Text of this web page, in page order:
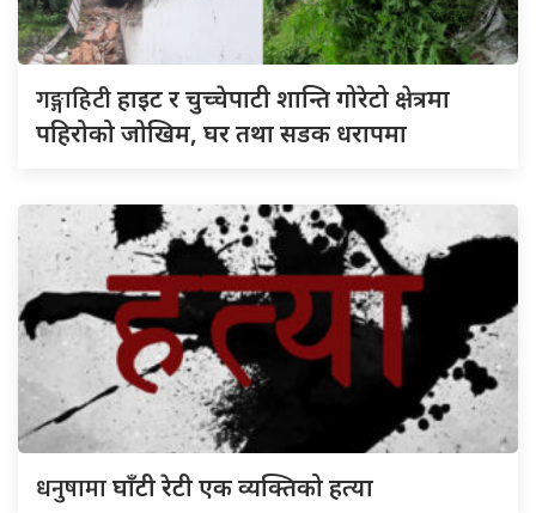
गङ्गाहिटीहाइट र चुच्चेपाटी शान्ति गोरेटो क्षेत्रमा
पहिरोको जोखिम, घर तथा सडक धरापमा
धनुषामाघाँटी रेटी एक व्यक्तिको हत्या